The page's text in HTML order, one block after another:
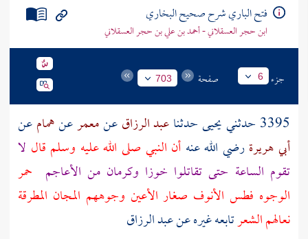
فتح الباري شرح صحيح البخاري
ابن حجر العسقلاني - أحمد بن علي بن حجر العسقلاني
جزء 6 صفحة 703
3395 حدثني يحيىحدثناعبد الرزاقعنمعمرعنهمامعن
أبي هريرةرضي الله عنه أن النبي صلى الله عليه وسلم قال لا
تقوم الساعة حتى تقاتلوا خوزا وكرمانمن الأعاجم حمر
الوجوه فطس الأنوف صغار الأعين وجوههم المجان المطرقة
نعالهم الشعرتابعه غيره عن عبد الرزاق